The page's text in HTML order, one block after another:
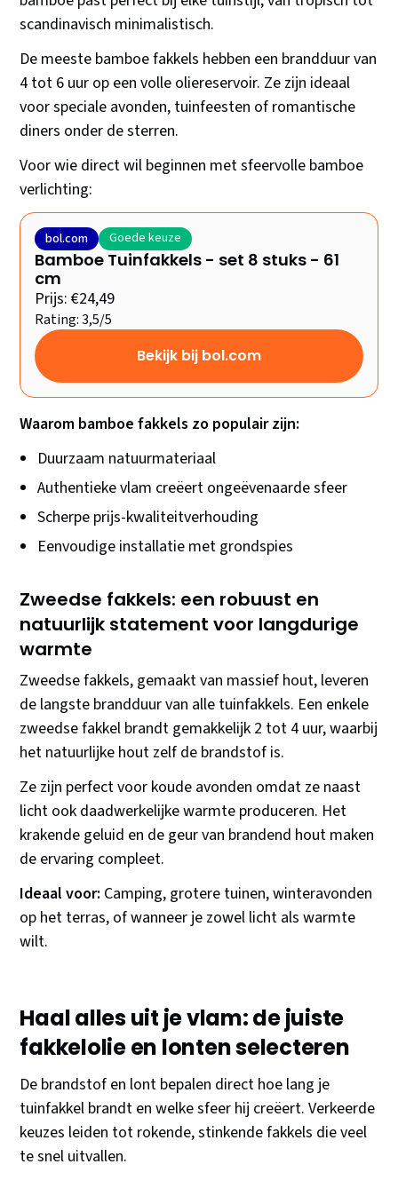
scandinavisch minimalistisch.
De meeste bamboe fakkels hebben een brandduur van
4 tot 6 uur op een volle oliereservoir. Ze zijn ideaal
voor speciale avonden, tuinfeesten of romantische
diners onder de sterren.
Voor wie direct wil beginnen met sfeervolle bamboe
verlichting:
bol.com Goede keuze
Bamboe Tuinfakkels - set 8 stuks - 61
cm
Prijs: €24,49
Rating: 3,5/5
Bekijk bij bol.com
Waarom bamboe fakkels zo populair zijn:
Duurzaam natuurmateriaal
Authentieke vlam creëert ongeëvenaarde sfeer
Scherpe prijs-kwaliteitverhouding
Eenvoudige installatie met grondspies
Zweedse fakkels: een robuust en
natuurlijk statement voor langdurige
warmte
Zweedse fakkels, gemaakt van massief hout, leveren
de langste brandduur van alle tuinfakkels. Een enkele
zweedse fakkel brandt gemakkelijk 2 tot 4 uur, waarbij
het natuurlijke hout zelf de brandstof is.
Ze zijn perfect voor koude avonden omdat ze naast
licht ook daadwerkelijke warmte produceren. Het
krakende geluid en de geur van brandend hout maken
de ervaring compleet.
Ideaal voor: Camping, grotere tuinen, winteravonden
op het terras, of wanneer je zowel licht als warmte
wilt.
Haal alles uit je vlam: de juiste
fakkelolie en lonten selecteren
De brandstof en lont bepalen direct hoe lang je
tuinfakkel brandt en welke sfeer hij creëert. Verkeerde
keuzes leiden tot rokende, stinkende fakkels die veel
te snel uitvallen.